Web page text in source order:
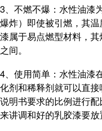
3、不燃不爆：水性油漆
爆炸）即使被引燃，其
漆属于易点燃型材料，
之间。
4、使用简单：水性油漆
化剂和稀释剂就可以直
说明书要求的比例进行
来讲调和好的乳胶漆要放